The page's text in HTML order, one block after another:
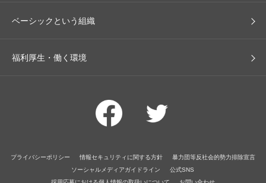
ベーシックという組織
福利厚生・働く環境
プライバシーポリシー 情報セキュリティに関する方針
暴力団等反社会的勢力排除宣言
ソーシャルメディアガイドライン
公式SNS